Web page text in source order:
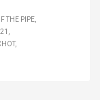
THE PIPE